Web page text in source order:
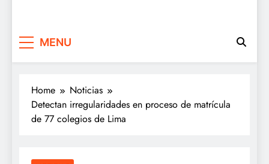
MENU
Home
Noticias
Detectan irregularidades en proceso de matrícula
de 77 colegios de Lima